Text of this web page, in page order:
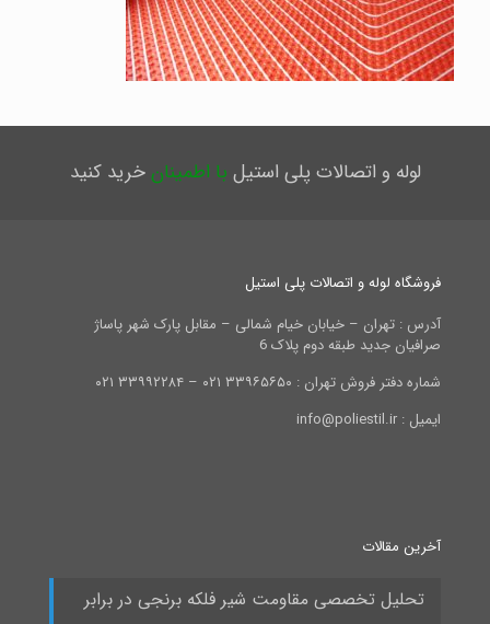
لوله و اتصالات پلی استیل با اطمینانخرید کنید
فروشگاه لوله و اتصالات پلی استیل
آدرس : تهران – خیابان خیام شمالی – مقابل پارک شهر پاساژ
صرافیان جدید طبقه دوم پلاک 6
شماره دفتر فروش تهران : ۳۳۹۶۵۶۵۰ ۰۲۱ – ۳۳۹۹۲۲۸۴ ۰۲۱
ایمیل : info@poliestil.ir
آخرین مقالات
تحلیل تخصصی مقاومت شیر فلکه برنجی در برابر